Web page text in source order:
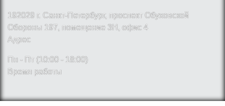
192029 г. Санкт-Петербург, проспект Обуховской
Обороны 197, помещение 3Н, офис 4
Адрес
Пн - Пт (10:00 - 18:00)
Время работы